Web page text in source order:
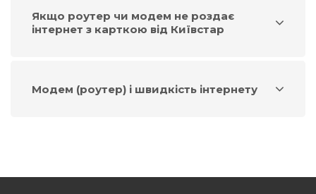
Якщо роутер чи модем не роздає
інтернет з карткою від Київстар
Модем (роутер) і швидкість інтернету